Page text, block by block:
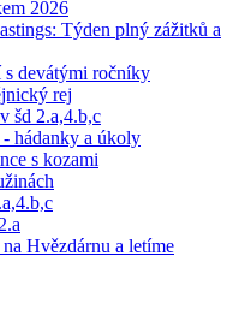
2026
Týden plný zážitků a
devátými ročníky
rej
šd 2.a,4.b,c
hádanky a úkoly
s kozami
Hvězdárnu a letíme